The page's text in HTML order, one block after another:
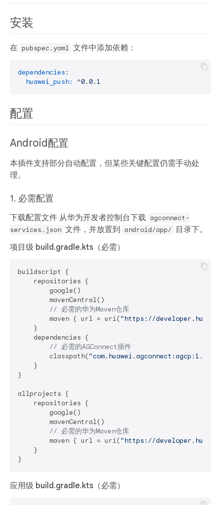
安装
在 pubspec.yaml 文件中添加依赖：
dependencies:
huawei_push:
^0.0.1
配置
Android配置
本插件支持部分自动配置 ，但某些关键配置仍需手动处
理。
1. 必需配置
下载配置文件 从华为开发者控制台下载 agconnect-
services.json 文件，并放置到 android/app/
目录下。
项目级 build.gradle.kts（必需）
buildscript {
    repositories {
        google()
        mavenCentral()
// 必需的华为Maven仓库
        maven { url = uri(
"https://
    }
    dependencies {
// 必需的AGConnect插件
        classpath(
    }
}
allprojects {
    repositories {
        google()
        mavenCentral()
// 必需的华为Maven仓库
        maven { url = uri(
"https://
    }
应用级 build.gradle.kts（必需）